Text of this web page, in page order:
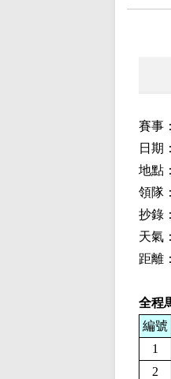
賽事
日期
地點
領隊
抄錄
天氣
距離
全程
編號
1
2